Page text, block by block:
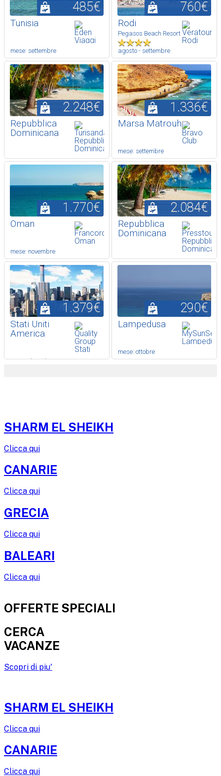
SHARM EL SHEIKH
Clicca qui
CANARIE
Clicca qui
GRECIA
Clicca qui
BALEARI
Clicca qui
OFFERTE SPECIALI
CERCA
VACANZE
Scopri di piu'
SHARM EL SHEIKH
Clicca qui
CANARIE
Clicca qui